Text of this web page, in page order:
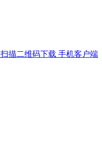
扫描二维码下载 手机客户端